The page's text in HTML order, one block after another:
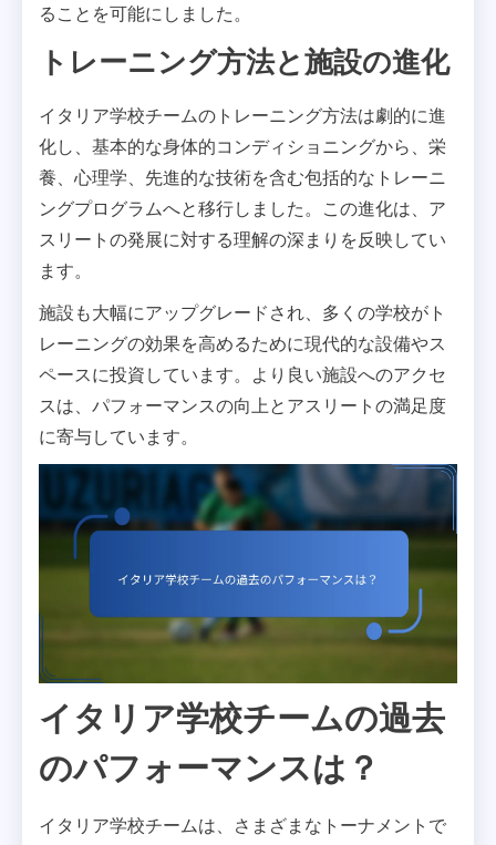
ることを可能にしました。
トレーニング方法と施設の進化
イタリア学校チームのトレーニング方法は劇的に進
化し、基本的な身体的コンディショニングから、栄
養、心理学、先進的な技術を含む包括的なトレーニ
ングプログラムへと移行しました。この進化は、ア
スリートの発展に対する理解の深まりを反映してい
ます。
施設も大幅にアップグレードされ、多くの学校がト
レーニングの効果を高めるために現代的な設備やス
ペースに投資しています。より良い施設へのアクセ
スは、パフォーマンスの向上とアスリートの満足度
に寄与しています。
イタリア学校チームの過去
のパフォーマンスは？
イタリア学校チームは、さまざまなトーナメントで